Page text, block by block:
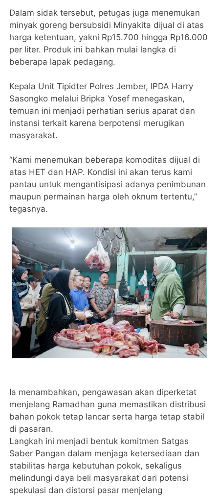
Dalam sidak tersebut, petugas juga menemukan
minyak goreng bersubsidi Minyakita dijual di atas
harga ketentuan, yakni Rp15.700 hingga Rp16.000
per liter. Produk ini bahkan mulai langka di
beberapa lapak pedagang.
Kepala Unit Tipidter Polres Jember, IPDA Harry
Sasongko melalui Bripka Yosef menegaskan,
temuan ini menjadi perhatian serius aparat dan
instansi terkait karena berpotensi merugikan
masyarakat.
“Kami menemukan beberapa komoditas dijual di
atas HET dan HAP. Kondisi ini akan terus kami
pantau untuk mengantisipasi adanya penimbunan
maupun permainan harga oleh oknum tertentu,”
tegasnya.
Ia menambahkan, pengawasan akan diperketat
menjelang Ramadhan guna memastikan distribusi
bahan pokok tetap lancar serta harga tetap stabil
di pasaran.
Langkah ini menjadi bentuk komitmen Satgas
Saber Pangan dalam menjaga ketersediaan dan
stabilitas harga kebutuhan pokok, sekaligus
melindungi daya beli masyarakat dari potensi
spekulasi dan distorsi pasar menjelang